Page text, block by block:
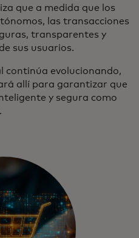
que a medida que los
las transacciones
transparentes y
sus usuarios.
continúa evolucionando,
allí para garantizar que
y segura como